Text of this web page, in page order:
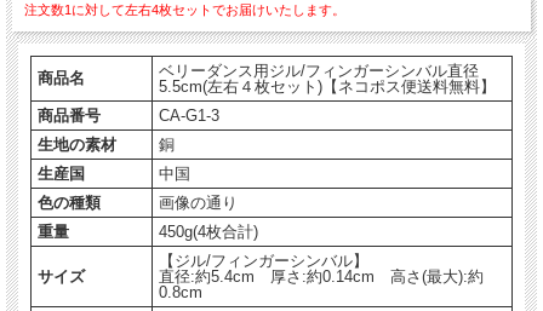
注文数1に対して左右4枚セットでお届けいたします。
商品名
ベリーダンス用ジル/フィンガーシンバル直径
5.5cm(左右４枚セット)【ネコポス便送料無料】
商品番号
CA-G1-3
生地の素材
銅
生産国
中国
色の種類
画像の通り
重量
450g(4枚合計)
サイズ
【ジル/フィンガーシンバル】
直径:約5.4cm 厚さ:約0.14cm 高さ(最大):約
0.8cm